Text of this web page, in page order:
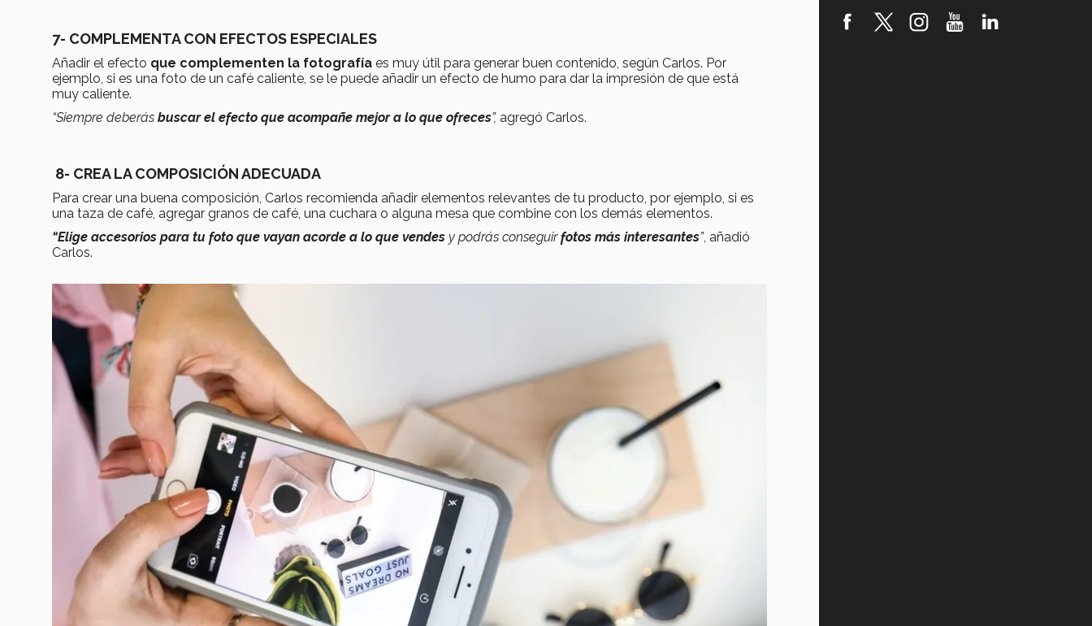
7- COMPLEMENTA CON EFECTOS ESPECIALES
Añadir el efecto que complementen la fotografía es muy útil para generar buen contenido, según Carlos. Por
ejemplo, si es una foto de un café caliente, se le puede añadir un efecto de humo para dar la impresión de que está
muy caliente.
“Siempre deberás buscar el efecto que acompañe mejor a lo que ofreces”, agregó Carlos.
8- CREA LA COMPOSICIÓN ADECUADA
Para crear una buena composición, Carlos recomienda añadir elementos relevantes de tu producto, por ejemplo, si es
una taza de café, agregar granos de café, una cuchara o alguna mesa que combine con los demás elementos.
“Elige accesorios para tu foto que vayan acorde a lo que vendes y podrás conseguirfotos más interesantes”, añadió
Carlos.
robótica FIRST 2026! (video)